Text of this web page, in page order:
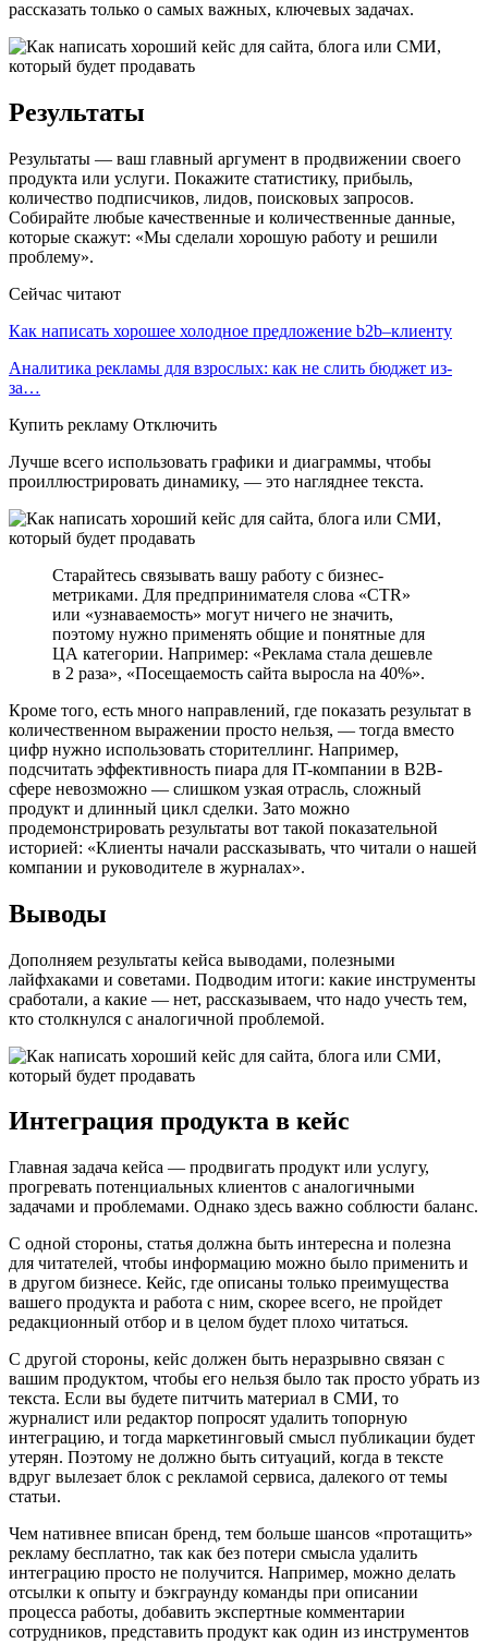
рассказать только о самых важных, ключевых задачах.
Результаты
Результаты — ваш главный аргумент в продвижении своего
продукта или услуги. Покажите статистику, прибыль,
количество подписчиков, лидов, поисковых запросов.
Собирайте любые качественные и количественные данные,
которые скажут: «Мы сделали хорошую работу и решили
проблему».
Сейчас читают
Как написать хорошее холодное предложение b2b–клиенту
Аналитика рекламы для взрослых: как не слить бюджет из-
за…
Купить рекламу Отключить
Лучше всего использовать графики и диаграммы, чтобы
проиллюстрировать динамику, — это нагляднее текста.
Старайтесь связывать вашу работу с бизнес-
метриками. Для предпринимателя слова «CTR»
или «узнаваемость» могут ничего не значить,
поэтому нужно применять общие и понятные для
ЦА категории. Например: «Реклама стала дешевле
в 2 раза», «Посещаемость сайта выросла на 40%».
Кроме того, есть много направлений, где показать результат в
количественном выражении просто нельзя, — тогда вместо
цифр нужно использовать сторителлинг. Например,
подсчитать эффективность пиара для IT-компании в B2B-
сфере невозможно — слишком узкая отрасль, сложный
продукт и длинный цикл сделки. Зато можно
продемонстрировать результаты вот такой показательной
историей: «Клиенты начали рассказывать, что читали о нашей
компании и руководителе в журналах».
Выводы
Дополняем результаты кейса выводами, полезными
лайфхаками и советами. Подводим итоги: какие инструменты
сработали, а какие — нет, рассказываем, что надо учесть тем,
кто столкнулся с аналогичной проблемой.
Интеграция продукта в кейс
Главная задача кейса — продвигать продукт или услугу,
прогревать потенциальных клиентов с аналогичными
задачами и проблемами. Однако здесь важно соблюсти баланс.
С одной стороны, статья должна быть интересна и полезна
для читателей, чтобы информацию можно было применить и
в другом бизнесе. Кейс, где описаны только преимущества
вашего продукта и работа с ним, скорее всего, не пройдет
редакционный отбор и в целом будет плохо читаться.
С другой стороны, кейс должен быть неразрывно связан с
вашим продуктом, чтобы его нельзя было так просто убрать из
текста. Если вы будете питчить материал в СМИ, то
журналист или редактор попросят удалить топорную
интеграцию, и тогда маркетинговый смысл публикации будет
утерян. Поэтому не должно быть ситуаций, когда в тексте
вдруг вылезает блок с рекламой сервиса, далекого от темы
статьи.
Чем нативнее вписан бренд, тем больше шансов «протащить»
рекламу бесплатно, так как без потери смысла удалить
интеграцию просто не получится. Например, можно делать
отсылки к опыту и бэкграунду команды при описании
процесса работы, добавить экспертные комментарии
сотрудников, представить продукт как один из инструментов